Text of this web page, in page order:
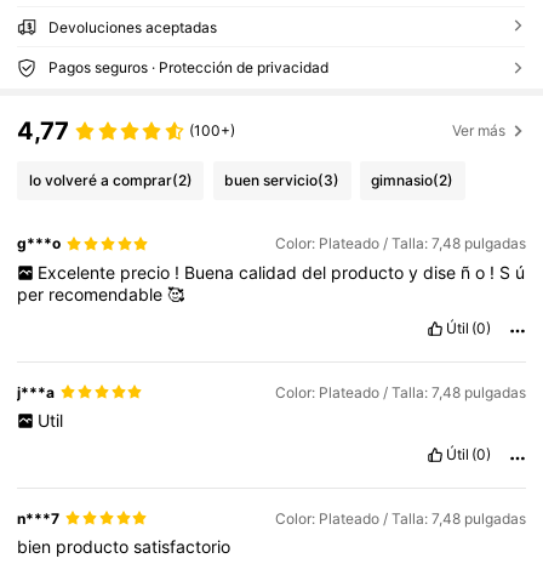
Devoluciones aceptadas
Pagos seguros · Protección de privacidad
4,77 (100+) Ver más
lo volveré a comprar(2) buen servicio(3) gimnasio(2)
g***o Color: Plateado / Talla: 7,48 pulgadas
Excelente precio ! Buena calidad del producto y dise ñ o ! S ú
per recomendable🥰
Útil (0)
j***a Color: Plateado / Talla: 7,48 pulgadas
Util
Útil (0)
n***7 Color: Plateado / Talla: 7,48 pulgadas
bien productosatisfactorio